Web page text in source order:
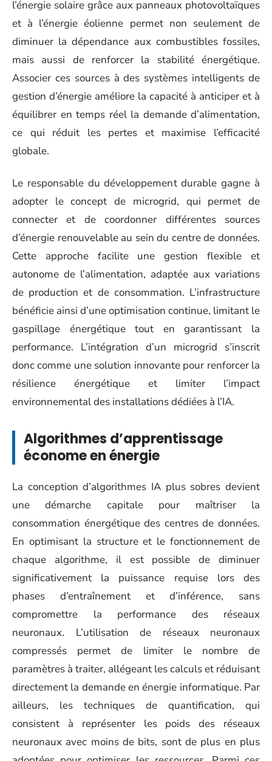
l’énergie solaire grâce aux panneaux photovoltaïques
et à l’énergie éolienne permet non seulement de
diminuer la dépendance aux combustibles fossiles,
mais aussi de renforcer la stabilité énergétique.
Associer ces sources à des systèmes intelligents de
gestion d’énergie améliore la capacité à anticiper et à
équilibrer en temps réel la demande d’alimentation,
ce qui réduit les pertes et maximise l’efficacité
globale.
Le responsable du développement durable gagne à
adopter le concept de microgrid, qui permet de
connecter et de coordonner différentes sources
d’énergie renouvelable au sein du centre de données.
Cette approche facilite une gestion flexible et
autonome de l’alimentation, adaptée aux variations
de production et de consommation. L’infrastructure
bénéficie ainsi d’une optimisation continue, limitant le
gaspillage énergétique tout en garantissant la
performance. L’intégration d’un microgrid s’inscrit
donc comme une solution innovante pour renforcer la
résilience énergétique et limiter l’impact
environnemental des installations dédiées à l’IA.
Algorithmes d’apprentissage
économe en énergie
La conception d’algorithmes IA plus sobres devient
une démarche capitale pour maîtriser la
consommation énergétique des centres de données.
En optimisant la structure et le fonctionnement de
chaque algorithme, il est possible de diminuer
significativement la puissance requise lors des
phases d’entraînement et d’inférence, sans
compromettre la performance des réseaux
neuronaux. L’utilisation de réseaux neuronaux
compressés permet de limiter le nombre de
paramètres à traiter, allégeant les calculs et réduisant
directement la demande en énergie informatique. Par
ailleurs, les techniques de quantification, qui
consistent à représenter les poids des réseaux
neuronaux avec moins de bits, sont de plus en plus